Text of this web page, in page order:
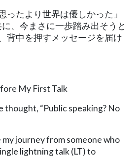
ったより世界は優しかった」
、今まさに一歩踏み出そうと
背中を押すメッセージを届け
My First Talk
thought, “Public speaking? No
my journey from someone who
lightning talk (LT) to